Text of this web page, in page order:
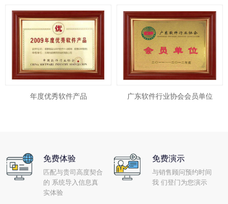
年度优秀软件产品 广东软件行业协会会员单位
免费体验
匹配与贵司高度契合
的 系统导入信息真
实体验
免费演示
与销售顾问预约时间
我 们登门为您演示